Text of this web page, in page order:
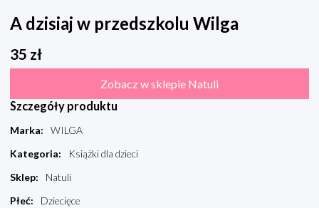
A dzisiaj w przedszkolu Wilga
35 zł
Zobacz w sklepie Natuli
Szczegóły produktu
Marka:
WILGA
Kategoria:
Książki dla dzieci
Sklep:
Natuli
Płeć: Dziecięce